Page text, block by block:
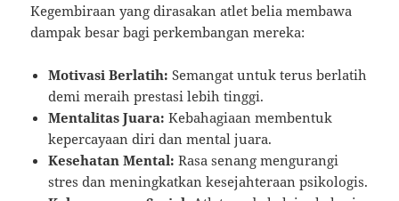
Kegembiraan yang dirasakan atlet belia membawa
dampak besar bagi perkembangan mereka:
Motivasi Berlatih: Semangat untuk terus berlatih
demi meraih prestasi lebih tinggi.
Mentalitas Juara: Kebahagiaan membentuk
kepercayaan diri dan mental juara.
Kesehatan Mental: Rasa senang mengurangi
stres dan meningkatkan kesejahteraan psikologis.